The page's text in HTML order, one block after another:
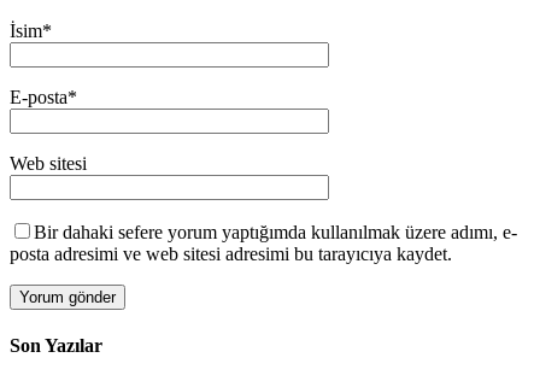
İsim*
E-posta*
Web sitesi
Bir dahaki sefere yorum yaptığımda kullanılmak üzere adımı, e-
posta adresimi ve web sitesi adresimi bu tarayıcıya kaydet.
Son Yazılar